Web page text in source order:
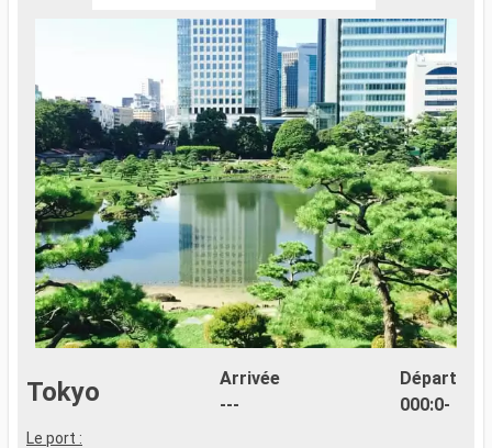
Tokyo
Arrivée
---
Départ
000:0-
Le port :